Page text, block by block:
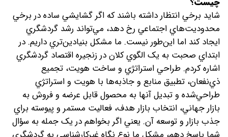
شايد برخي انتظار داشته باشند که اگر گشايشي ساده در برخي
محدوديت‌هاي اجتماعي رخ دهد، مي‌تواند رشد گردشگري
ايجاد کند اما اين‌طور نيست. ما مشکل بنيادين‌تري داريم. در
ابتداي صحبت به يک الگوي کلان در زنجيره اقتصاد گردشگري
اشاره کردم. طراحي استراتژي و ساخت هويت،‌ تجميع
ذي‌نفعان، تطبيق منابع و جاذبه‌ها با هويت و استراتژي
طراحي‌شده و تبديل آنها به محصول قابل عرضه و فروش به
بازار جهاني، انتخاب بازار هدف، فعاليت مستمر و پيوسته براي
جذب بازار و توسعه آن. يعني اگر بخواهم در يک جمله به سؤال